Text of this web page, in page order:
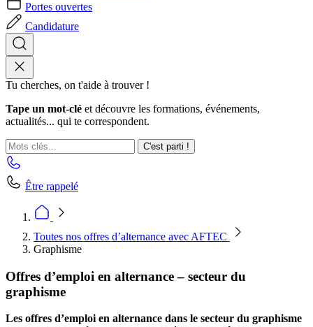
Portes ouvertes
Candidature
Tu cherches, on t'aide à trouver !
Tape un mot-clé et découvre les formations, événements,
actualités... qui te correspondent.
C'est parti !
Être rappelé
Toutes nos offres d’alternance avec AFTEC
Graphisme
Offres d’emploi en alternance – secteur du
graphisme
Les offres d’emploi en alternance dans le secteur du graphisme